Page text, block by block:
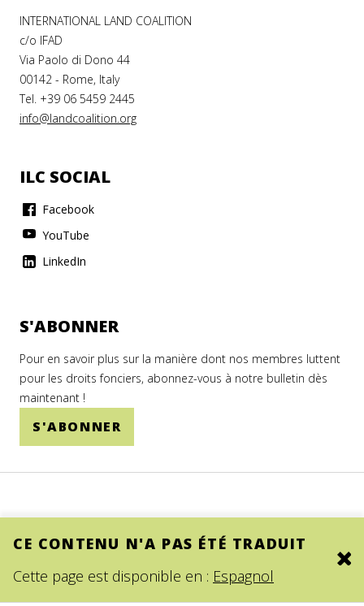
CE CONTENU N'A PAS ÉTÉ TRADUIT
Cette page est disponible en : Espagnol
INTERNATIONAL LAND COALITION
c/o IFAD
Via Paolo di Dono 44
00142 - Rome, Italy
Tel. +39 06 5459 2445
info@landcoalition.org
ILC SOCIAL
Facebook
YouTube
LinkedIn
S'ABONNER
Pour en savoir plus sur la manière dont nos membres luttent
pour les droits fonciers, abonnez-vous à notre bulletin dès
maintenant !
S'ABONNER
© 2026.SITE BY DEV